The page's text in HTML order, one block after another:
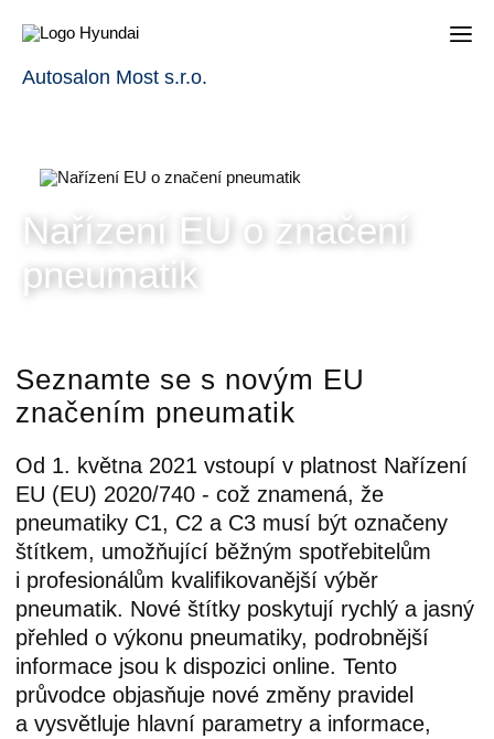
Autosalon Most s.r.o.
Nařízení EU o značení
pneumatik
Seznamte se s novým EU
značením pneumatik
Od 1. května 2021 vstoupí v platnost Nařízení
EU (EU) 2020/740 - což znamená, že
pneumatiky C1, C2 a C3 musí být označeny
štítkem, umožňující běžným spotřebitelům
i profesionálům kvalifikovanější výběr
pneumatik. Nové štítky poskytují rychlý a jasný
přehled o výkonu pneumatiky, podrobnější
informace jsou k dispozici online. Tento
průvodce objasňuje nové změny pravidel
a vysvětluje hlavní parametry a informace,